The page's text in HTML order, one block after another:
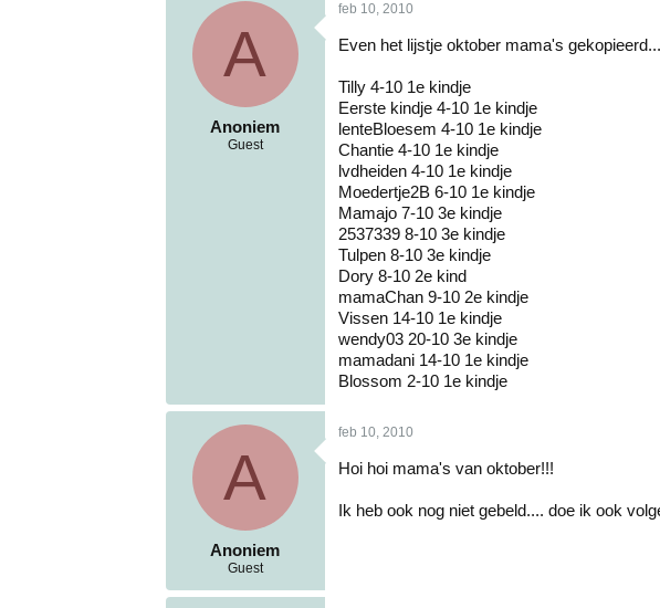
A
Anoniem
Guest
feb 10, 2010
Even het lijstje oktober mama's gekopieerd...
Tilly 4-10 1e kindje
Eerste kindje 4-10 1e kindje
lenteBloesem 4-10 1e kindje
Chantie 4-10 1e kindje
lvdheiden 4-10 1e kindje
Moedertje2B 6-10 1e kindje
Mamajo 7-10 3e kindje
2537339 8-10 3e kindje
Tulpen 8-10 3e kindje
Dory 8-10 2e kind
mamaChan 9-10 2e kindje
Vissen 14-10 1e kindje
wendy03 20-10 3e kindje
mamadani 14-10 1e kindje
Blossom 2-10 1e kindje
A
Anoniem
Guest
feb 10, 2010
Hoi hoi mama's van oktober!!!
Ik heb ook nog niet gebeld.... doe ik ook